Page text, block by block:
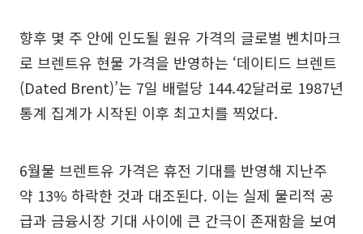
향후 몇 주 안에 인도될 원유 가격의 글로벌 벤치마크
로 브렌트유 현물 가격을 반영하는 ‘데이티드 브렌트
(Dated Brent)’는 7일 배럴당 144.42달러로 1987년
통계 집계가 시작된 이후 최고치를 찍었다.
6월물 브렌트유 가격은 휴전 기대를 반영해 지난주
약 13% 하락한 것과 대조된다. 이는 실제 물리적 공
급과 금융시장 기대 사이에 큰 간극이 존재함을 보여